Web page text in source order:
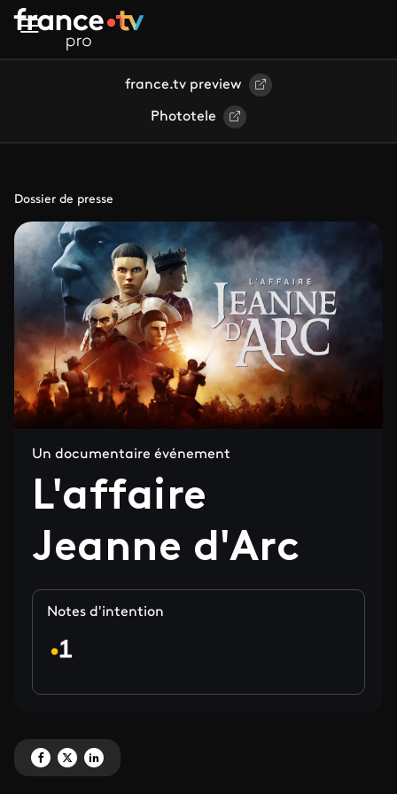
Aller au contenu principal
france.tv preview
Phototele
Dossier de presse
Un documentaire événement
L'affaire
Jeanne d'Arc
Notes d'intention
Partagez 'L'affaire Jeanne d'Arc' sur Facebook
Partagez 'L'affaire Jeanne d'Arc' sur X
Partagez 'L'affaire Jeanne d'Arc' sur LinkedIn